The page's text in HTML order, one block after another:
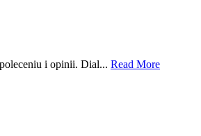
i opinii. Dial... Read More